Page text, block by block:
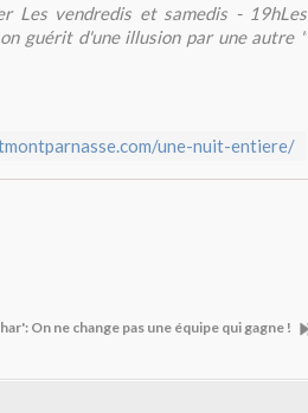
Les vendredis et samedis - 19hLes
guérit d'une illusion par une autre "
une-nuit-entiere/
On ne change pas une équipe qui gagne !